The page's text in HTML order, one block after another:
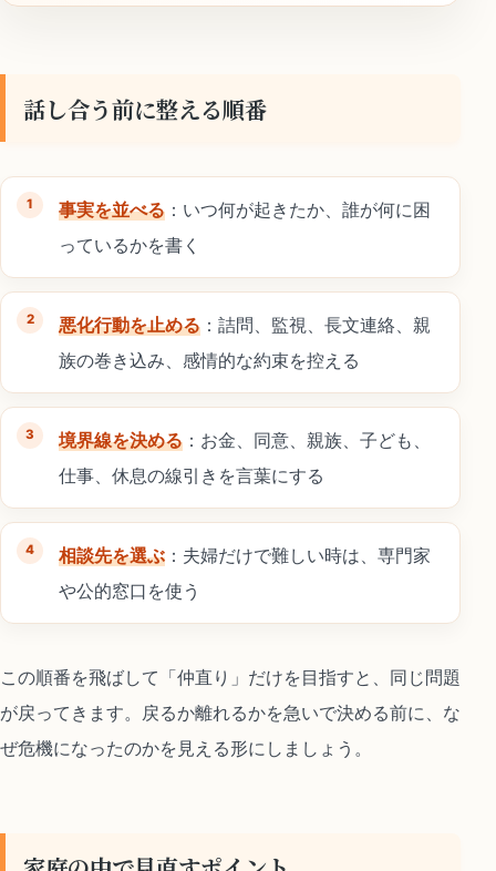
話し合う前に整える順番
事実を並べる ：いつ何が起きたか、誰が何に困
っているかを書く
悪化行動を止める ：詰問、監視、長文連絡、親
族の巻き込み、感情的な約束を控える
境界線を決める ：お金、同意、親族、子ども、
仕事、休息の線引きを言葉にする
相談先を選ぶ ：夫婦だけで難しい時は、専門家
や公的窓口を使う
この順番を飛ばして「仲直り」だけを目指すと、同じ問題
が戻ってきます。戻るか離れるかを急いで決める前に、な
ぜ危機になったのかを見える形にしましょう。